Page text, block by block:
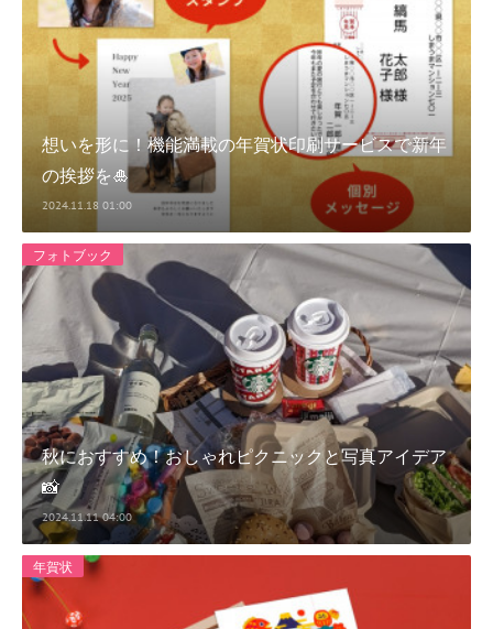
想いを形に！機能満載の年賀状印刷サービスで新年
の挨拶を🎍
2024.11.18 01:00
フォトブック
秋におすすめ！おしゃれピクニックと写真アイデア
📸
2024.11.11 04:00
年賀状